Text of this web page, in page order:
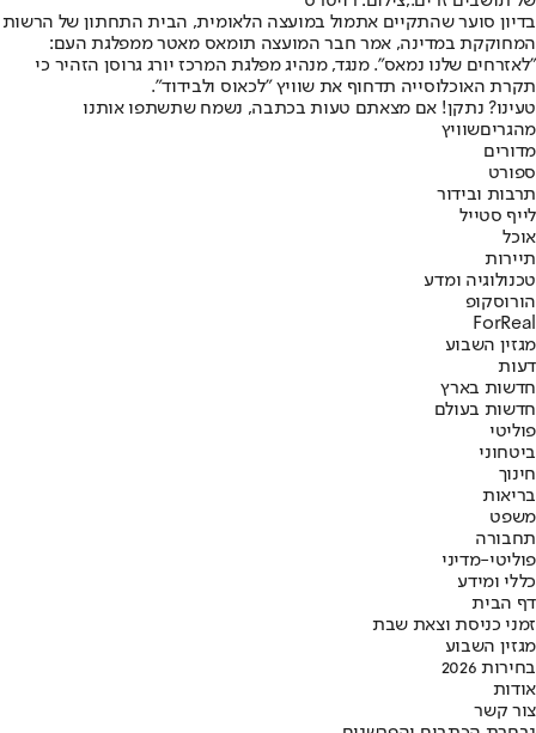
בדיון סוער שהתקיים אתמול במועצה הלאומית, הבית התחתון של הרשות
המחוקקת במדינה, אמר חבר המועצה תומאס מאטר ממפלגת העם:
״לאזרחים שלנו נמאס״. מנגד, מנהיג מפלגת המרכז יורג גרוסן הזהיר כי
תקרת האוכלוסייה תדחוף את שוויץ ״לכאוס ולבידוד״.
טעינו? נתקן! אם מצאתם טעות בכתבה, נשמח שתשתפו אותנו
מהגריםשוויץ
מדורים
ספורט
תרבות ובידור
לייף סטייל
אוכל
תיירות
טכנולוגיה ומדע
הורוסקופ
ForReal
מגזין השבוע
דעות
חדשות בארץ
חדשות בעולם
פוליטי
ביטחוני
חינוך
בריאות
משפט
תחבורה
פוליטי-מדיני
כללי ומידע
דף הבית
זמני כניסת וצאת שבת
מגזין השבוע
בחירות 2026
אודות
צור קשר